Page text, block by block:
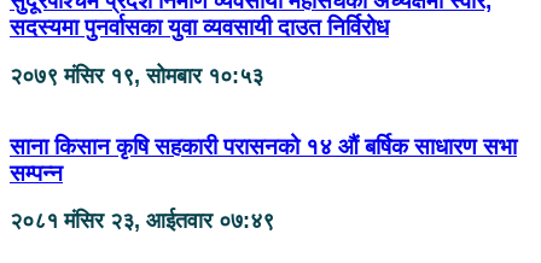
सदस्यमा पुनर्वासका युवा व्यवसायी दाउत निर्विरोध
२०७९ मंसिर १९, सोमबार १०:५३
साना किसान कृषि सहकारी परासनको १४ औं बर्षिक साधारण सभा
सम्पन्न
२०८१ मंसिर २३, आईतवार ०७:४९